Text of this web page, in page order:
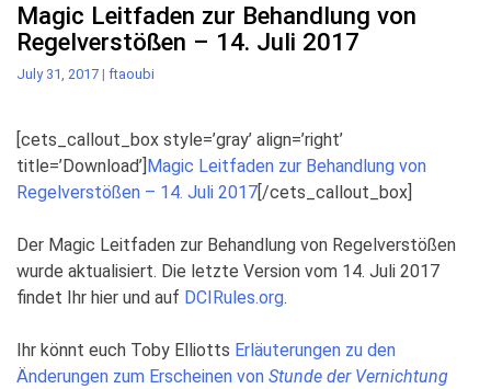
Magic Leitfaden zur Behandlung von
Regelverstößen – 14. Juli 2017
July 31, 2017 | ftaoubi
[cets_callout_box style=’gray’ align=’right’
title=’Download’] Magic Leitfaden zur Behandlung von
Regelverstößen – 14. Juli 2017 [/cets_callout_box]
Der Magic Leitfaden zur Behandlung von Regelverstößen
wurde aktualisiert. Die letzte Version vom 14. Juli 2017
findet Ihr hier und auf DCIRules.org.
Ihr könnt euch Toby Elliotts Erläuterungen zu den
Änderungen zum Erscheinen von Stunde der Vernichtung